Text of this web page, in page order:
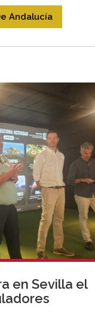
Andalucía
en Sevilla el